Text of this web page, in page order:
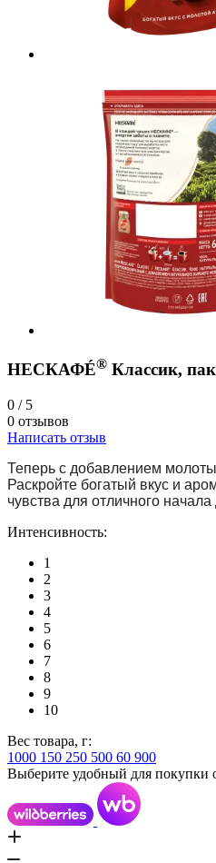
НЕСКАФÉ® Классик,
0 / 5
0 отзывов
Написать отзыв
Теперь с добавлением
Раскройте богатый вкус и
чувства для отличного начала
Интенсивность:
1
2
3
4
5
6
7
8
9
10
Вес товара, г:
1000 150 250 500 60 900
Выберите удобный для покупки